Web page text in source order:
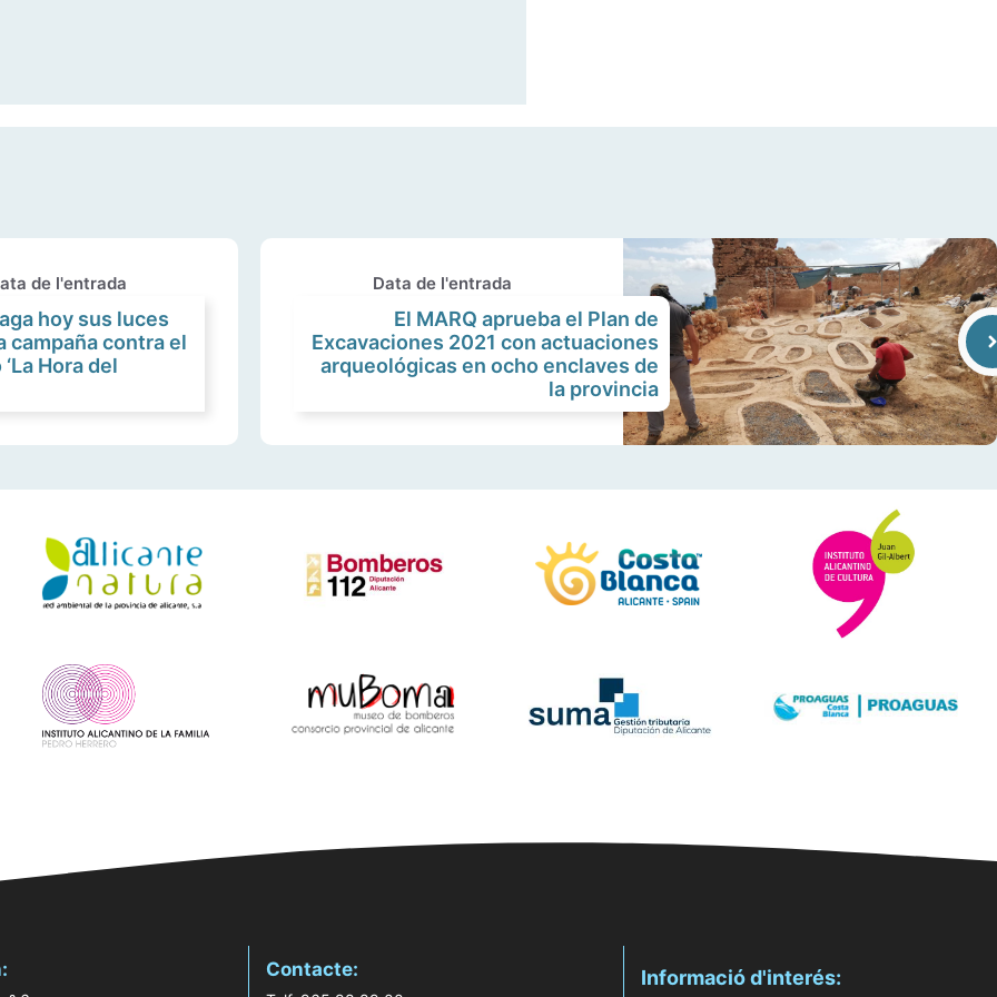
de l'entrada
hoy sus luces
campaña contra el
Hora del
Data de l'entrada
El MARQ aprueba el Plan de
Excavaciones 2021 con actuaciones
arqueológicas en ocho enclaves de
la provincia
Contacte: Informació d'interés: